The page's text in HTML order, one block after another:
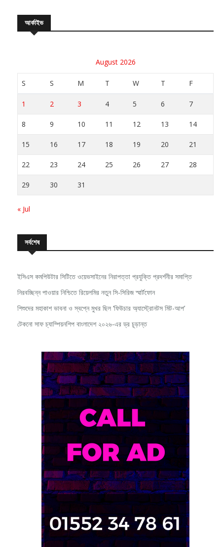
আর্কাইভ
August 2026
S S M T W T F
1 2 3 4 5 6 7
8 9 10 11 12 13 14
15 16 17 18 19 20 21
22 23 24 25 26 27 28
29 30 31
« Jul
সর্বশেষ
ইসিএস কমপিউটার সিটিতে ওয়েভসাইনের নিরাপত্তা প্রযুক্তি প্রদর্শনীর সমাপ্তি
নিরবচ্ছিন্ন পাওয়ার নিশ্চিতে রিয়েলমির নতুন সি-সিরিজ স্মার্টফোন
শিশুদের মহাকাশ ভাবনা ও স্বপ্নে মুখর ছিল ‘ফিউচার অ্যাস্ট্রোনটস মিট-আপ’
টেকনো সাফ চ্যাম্পিয়নশিপ বাংলাদেশ ২০২৬-এর ড্র চূড়ান্ত